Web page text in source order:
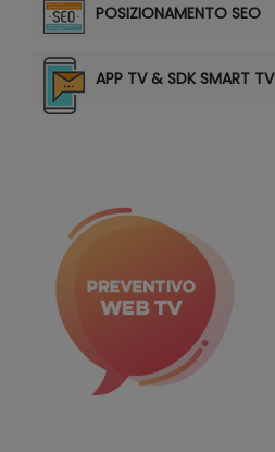
POSIZIONAMENTO SEO
APP TV & SDK SMART TV